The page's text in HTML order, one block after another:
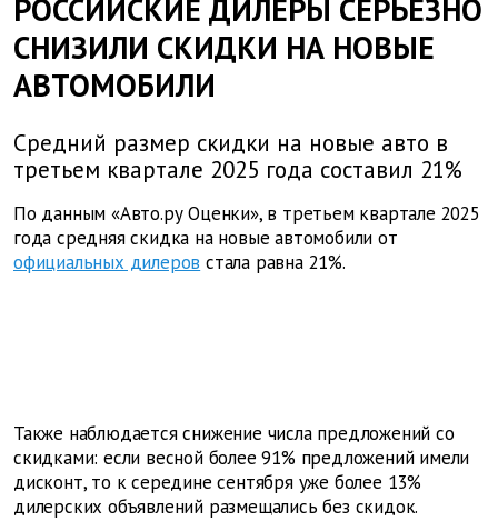
РОССИЙСКИЕ ДИЛЕРЫ СЕРЬЕЗНО
СНИЗИЛИ СКИДКИ НА НОВЫЕ
АВТОМОБИЛИ
Средний размер скидки на новые авто в
третьем квартале 2025 года составил 21%
По данным «Авто.ру Оценки», в третьем квартале 2025
года средняя скидка на новые автомобили от
официальных дилеров стала равна 21%.
Также наблюдается снижение числа предложений со
скидками: если весной более 91% предложений имели
дисконт, то к середине сентября уже более 13%
дилерских объявлений размещались без скидок.